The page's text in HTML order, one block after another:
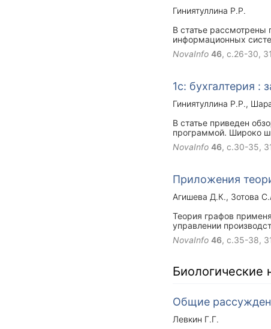
Гиниятуллина Р.Р.
В статье
информационных
NovaInfo 46, с.26-30,
1с: бухгалтерия :
Гиниятуллина Р.Р.
В статье приведен
программой. Широко
NovaInfo 46, с.30-35,
Приложения
Агишева Д.К.
Зотова
Теория графов
управлении
информации. Цель
помочь приобрести
NovaInfo 46, с.35-38,
Биологические
Общие
Левкин Г.Г.